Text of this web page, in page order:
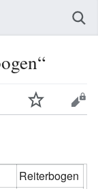
Reiterbogen